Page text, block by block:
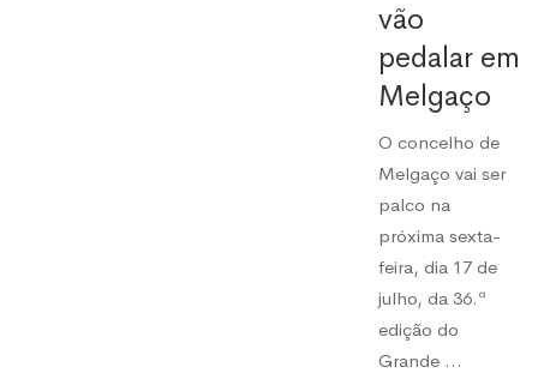
vão
pedalar em
Melgaço
O concelho de
Melgaço vai ser
palco na
próxima sexta-
feira, dia 17 de
julho, da 36.ª
edição do
Grande …